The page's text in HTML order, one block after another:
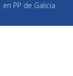
en PP de Galicia